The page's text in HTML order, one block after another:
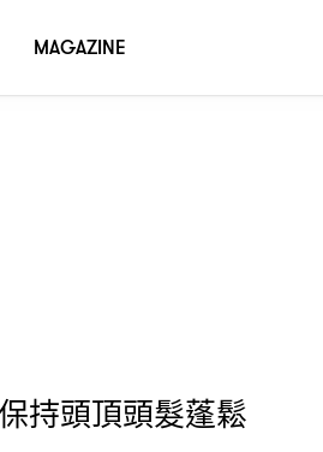
持頭頂頭髮蓬鬆
MAGAZINE